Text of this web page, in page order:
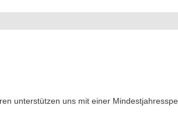
unterstützen uns mit einer